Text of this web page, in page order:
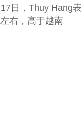
日，Thuy Hang表
右，高于越南